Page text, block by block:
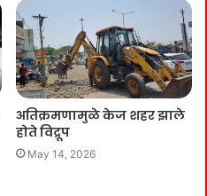
अतिक्रमणामुळे केज शहर झाले
होते विद्रूप
May 14, 2026